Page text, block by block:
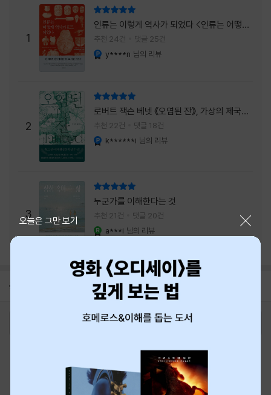
깨닫게 된다. 동화는 아이들만을 위한 이야기가
아니라, 삶에 지친 어른들의 마음을 치유하는
가장 순수한 언어라는 사실을 말이다. 이 책은
익숙한
1
인류는 이렇게 역사가 되었다 <인류는 어떻게
역사가 되었나>
추천 24건 댓글 25건
y****n 님의 리뷰
2
로버트 잭슨 베넷 《오염된 잔》, 가상의 제국이
주는 실감과 미스터리 사건의 치밀함이 이루어
내는 최상의 시너지...
추천 22건 댓글 18건
k******i 님의 리뷰
3
누군가를 이해한다는 것
추천 21건 댓글 20건
a***i 님의 리뷰
공지 8월 신용카드 무이자할부 안내
오늘은 그만 보기
최근 본 상품
티켓 1544-6399
중고샵 1566-4295
eBook 1:1문의/채팅상담
예스이십사(주) 사업자 정보